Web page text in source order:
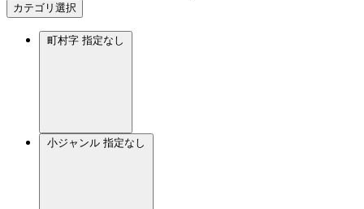
カテゴリ選択
町村字 指定なし
小ジャンル 指定なし